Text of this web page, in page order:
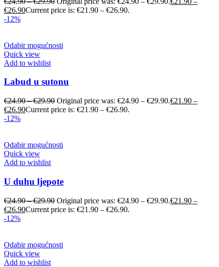
€26.90Current price is: €21.90 – €26.90.
-12%
Odabir mogućnosti
Quick view
Add to wishlist
Labud u sutonu
€24.90–€29.90 Original price was: €24.90 – €29.90.€21.90 –
€26.90Current price is: €21.90 – €26.90.
-12%
Odabir mogućnosti
Quick view
Add to wishlist
U duhu ljepote
€24.90–€29.90 Original price was: €24.90 – €29.90.€21.90 –
€26.90Current price is: €21.90 – €26.90.
-12%
Odabir mogućnosti
Quick view
Add to wishlist